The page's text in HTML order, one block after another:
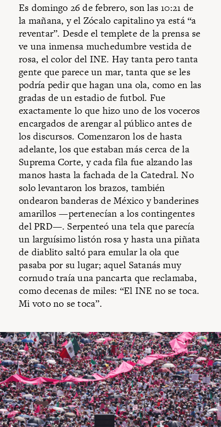
Es domingo 26 de febrero, son las 10:21 de
la mañana, y el Zócalo capitalino ya está “a
reventar”. Desde el templete de la prensa se
ve una inmensa muchedumbre vestida de
rosa, el color del INE. Hay tanta pero tanta
gente que parece un mar, tanta que se les
podría pedir que hagan una ola, como en las
gradas de un estadio de futbol. Fue
exactamente lo que hizo uno de los voceros
encargados de arengar al público antes de
los discursos. Comenzaron los de hasta
adelante, los que estaban más cerca de la
Suprema Corte, y cada fila fue alzando las
manos hasta la fachada de la Catedral. No
solo levantaron los brazos, también
ondearon banderas de México y banderines
amarillos —pertenecían a los contingentes
del PRD—. Serpenteó una tela que parecía
un larguísimo listón rosa y hasta una piñata
de diablito saltó para emular la ola que
pasaba por su lugar; aquel Satanás muy
cornudo traía una pancarta que reclamaba,
como decenas de miles: “El INE no se toca.
Mi voto no se toca”.